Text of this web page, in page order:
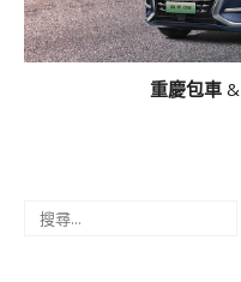
重慶包車&
搜